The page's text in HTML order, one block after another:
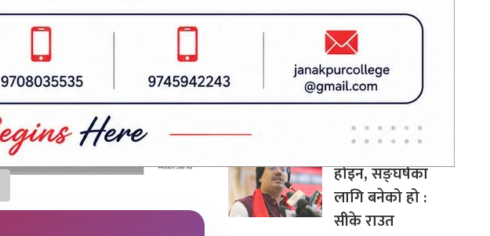
सप्तरीमा तीन
क्विन्टलभन्दा बढी
गाँजासहित एक जना
पक्राउ
मोर्चा सत्ताको लागि
होइन, सङ्घर्षका
लागि बनेको हो :
सीके राउत